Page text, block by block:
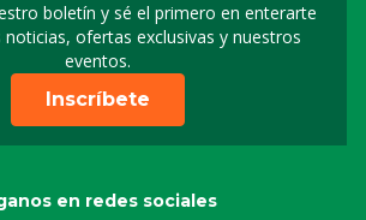
boletín y sé el primero en enterarte
noticias, ofertas exclusivas y nuestros
eventos.
Suscripción a nuestro
Inscríbete
en redes sociales